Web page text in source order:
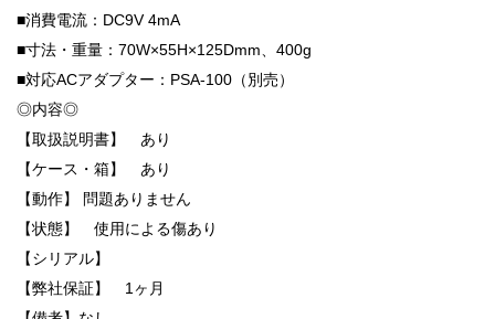
■消費電流：DC9V 4mA
■寸法・重量：70W×55H×125Dmm、400g
■対応ACアダプター：PSA-100（別売）
◎内容◎
【取扱説明書】 あり
【ケース・箱】 あり
【動作】 問題ありません
【状態】 使用による傷あり
【シリアル】
【弊社保証】 1ヶ月